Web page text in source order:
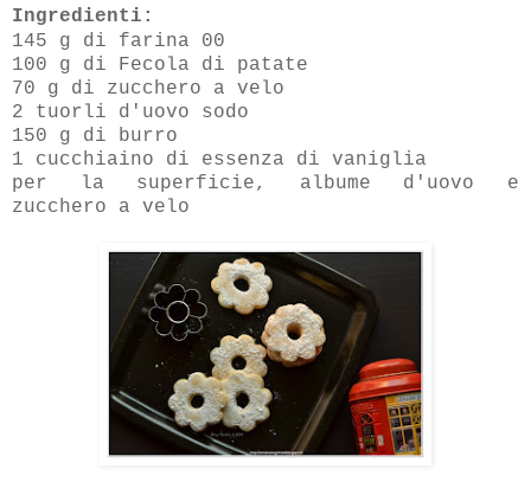
Ingredienti:
145 g di farina 00
100 g di Fecola di patate
70 g di zucchero a velo
2 tuorli d'uovo sodo
150 g di burro
1 cucchiaino di essenza di vaniglia
per la superficie, albume d'uovo e
zucchero a velo